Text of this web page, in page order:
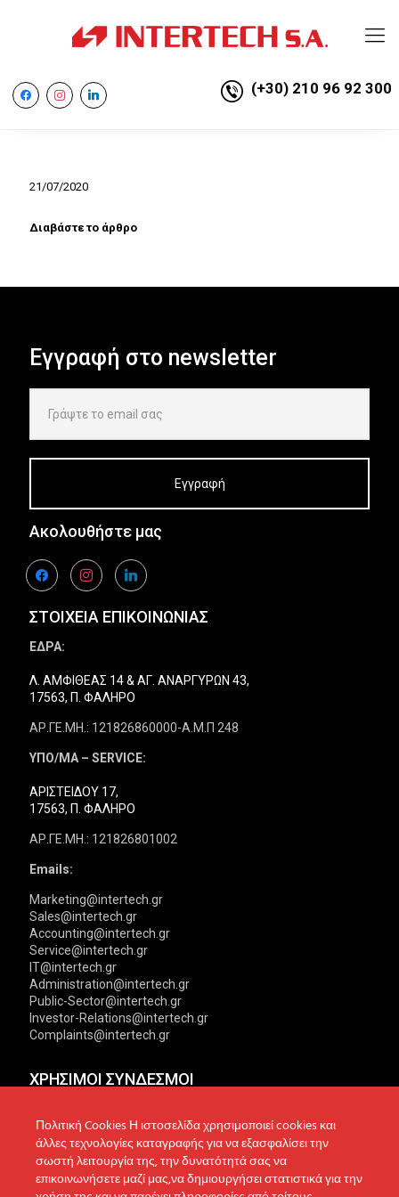
facebookinstagramlinkedin (+30) 210 96 92 300
21/07/2020
Διαβάστε το άρθρο
Εγγραφή στο newsletter
Ακολουθήστε μας
facebookinstagramlinkedin
ΣΤΟΙΧΕΙΑ ΕΠΙΚΟΙΝΩΝΙΑΣ
ΕΔΡΑ:
Λ. ΑΜΦΙΘΕΑΣ 14 & ΑΓ. ΑΝΑΡΓΥΡΩΝ 43,
17563, Π. ΦΑΛΗΡΟ
ΑΡ.ΓΕ.ΜΗ.: 121826860000-Α.Μ.Π 248
ΥΠΟ/ΜΑ – SERVICE:
ΑΡΙΣΤΕΙΔΟΥ 17,
17563, Π. ΦΑΛΗΡΟ
ΑΡ.ΓΕ.ΜΗ.: 121826801002
Emails:
Marketing@intertech.gr
Sales@intertech.gr
Accounting@intertech.gr
Service@intertech.gr
IT@intertech.gr
Administration@intertech.gr
Public-Sector@intertech.gr
Investor-Relations@intertech.gr
Complaints@intertech.gr
ΧΡΗΣΙΜΟΙ ΣΥΝΔΕΣΜΟΙ
Αντιπροσωπείες
Δίκτυο συνεργατών
Τεχνική υποστήριξη
Πολιτική Απορρήτου
Πολιτική Cookies
Πολιτική Προστασίας
Πολιτική Cookies Η ιστοσελίδα χρησιμοποιεί cookies και
άλλες τεχνολογίες καταγραφής για να εξασφαλίσει την
σωστή λειτουργία της, την δυνατότητά σας να
επικοινωνήσετε μαζί μας,να δημιουργήσει στατιστικά για την